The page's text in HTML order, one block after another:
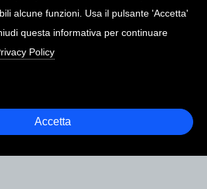
10 giorni in Irlanda
alcune funzioni. Usa il pulsante 'Accetta'
questa informativa per continuare
Policy
Accetta